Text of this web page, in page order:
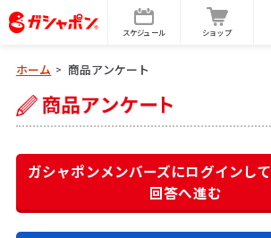
スケジュール ショップ
ホーム > 商品アンケート
ガシャポンメンバーズにログインして
回答へ進む